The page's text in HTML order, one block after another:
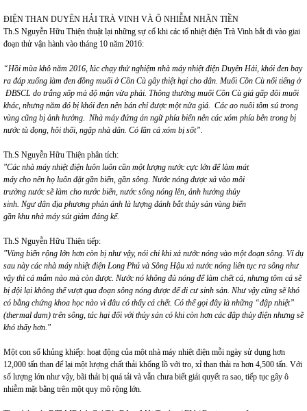
ĐIỆN THAN DUYÊN HẢI TRÀ VINH VÀ Ô NHIỄM NHÃN TIỀN
Th.S Nguyễn Hữu Thiện thuật lại những sự cố khi các tổ nhiệt điện Trà Vinh bắt đi vào giai
đoạn thử vận hành vào tháng 10 năm 2016:
“Hồi mùa khô năm 2016, lúc chạy thử nghiệm nhà máy nhiệt điện Duyên Hải, khói đen bay
ra đáp xuống làm đen đồng muối ở Cồn Cù gây thiệt hại cho dân. Muối Cồn Cù nổi tiếng ở
ĐBSCL do trắng xốp mà độ mặn vừa phải. Thông thường muối Cồn Cù giá gấp đôi muối
khác, nhưng năm đó bị khói đen nên bán chỉ được một nửa giá. Các ao nuôi tôm sú trong
vùng cũng bị ảnh hưởng. Nhà máy đứng án ngữ phía biển nên các xóm phía bên trong bị
nước tù đọng, hôi thối, ngập nhà dân. Có lần cả xóm bị sốt”.
Th.S Nguyễn Hữu Thiện phân tích:
"Các nhà máy nhiệt điện luôn luôn cần một lượng nước cực lớn để làm mát
máy cho nên họ luôn đặt gần biển, gần sông. Nước nóng được xả vào môi
trường nước sẽ làm cho nước biển, nước sông nóng lên, ảnh hưởng thủy
sinh. Ngư dân địa phương phản ánh là lượng đánh bắt thủy sản vùng biển
gần khu nhà máy sút giảm đáng kể.
Th.S Nguyễn Hữu Thiện tiếp:
"Vùng biển rộng lớn hơn còn bị như vậy, nói chi khi xả nước nóng vào một đoạn sông. Ví dụ
sau này các nhà máy nhiệt điện Long Phú và Sông Hậu xả nước nóng liên tục ra sông như
vậy thì cá mắm nào mà còn được. Nước nó không đủ nóng để làm chết cá, nhưng tôm cá sẽ
bị dội lại không thể vượt qua đoạn sông nóng được để di cư sinh sản. Như vậy cũng sẽ khó
có bằng chứng khoa học nào vì đâu có thấy cá chết. Có thể gọi đây là những “đập nhiệt”
(thermal dam) trên sông, tác hại đối với thủy sản có khi còn hơn các đập thủy điện nhưng sẽ
khó thấy hơn."
Một con số khủng khiếp: hoạt động của một nhà máy nhiệt điện mỗi ngày sử dụng hơn
12,000 tấn than để lại một lượng chất thải khổng lồ với tro, xỉ than thải ra hơn 4,500 tấn. Với
số lượng lớn như vậy, bãi thải bị quá tải và vẫn chưa biết giải quyết ra sao, tiếp tục gây ô
nhiễm mặt bằng trên một quy mô rộng lớn.